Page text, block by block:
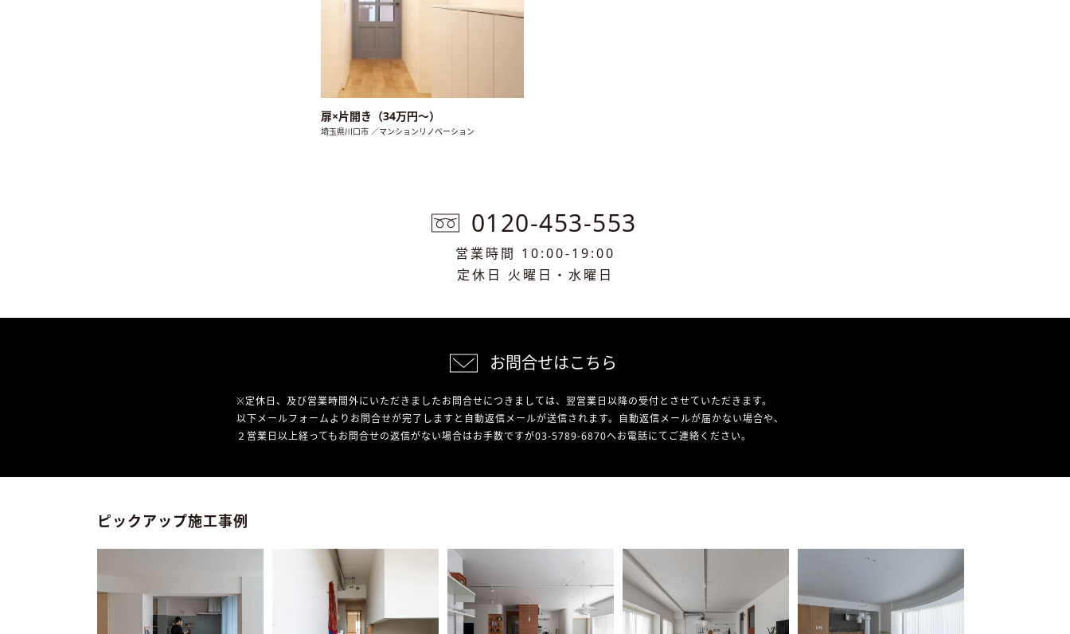
扉×片開き（34万円〜）
埼玉県川口市 ／マンションリノベーション
0120-453-553
営業時間 10:00-19:00
定休日 火曜日・水曜日
お問合せはこちら
※定休日、及び営業時間外にいただきましたお問合せにつきましては、翌営業日以降の受付とさせていただきます。
以下メールフォームよりお問合せが完了しますと自動返信メールが送信されます。自動返信メールが届かない場合や、
２営業日以上経ってもお問合せの返信がない場合はお手数ですが03-5789-6870へお電話にてご連絡ください。
ピックアップ施工事例